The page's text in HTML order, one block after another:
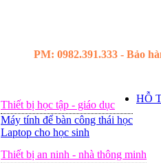
PM: 0982.391.333 - Bảo
Thiết bị học tập - giáo dục
Máy tính để bàn công thái học
Laptop cho học sinh
Thiết bị an ninh - nhà thông minh
HỖ